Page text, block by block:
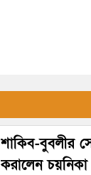
শাকিব-বুবলীর
করালেন